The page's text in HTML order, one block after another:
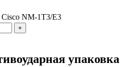
NM-1T3/E3
+
упаковка